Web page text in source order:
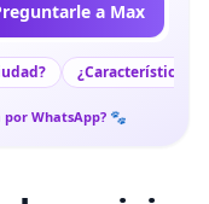
a Max
¿Características
WhatsApp? 🐾